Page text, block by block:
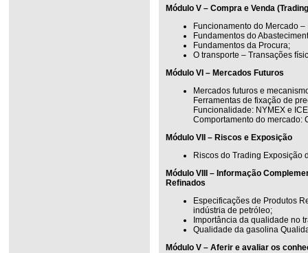
Módulo V – Compra e Venda
Funcionamento do Mercado
Fundamentos do
Fundamentos da Procura;
O transporte – Transações
Módulo VI – Mercados Futuros
Mercados futuros e
Ferramentas de fixação de
Funcionalidade: NYMEX e
Comportamento do mercado:
Módulo VII – Riscos e Exposição
Riscos do Trading Exposição
Módulo VIII – Informação
Refinados
Especificações de Produtos
indústria de petróleo;
Importância da qualidade no
Qualidade da gasolina
Módulo V – Aferir e avaliar os